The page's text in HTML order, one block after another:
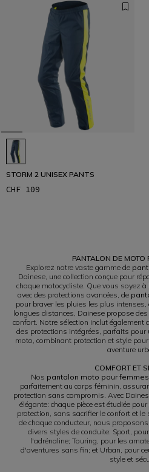
STORM 2 UNISEX PANTS
CHF 109
PANTALON DE MOTO
Explorez notre vaste gamme de
Dainese, une collection conçue pour
chaque motocycliste. Que vous soyez à
avec des protections avancées, de
pour braver les pluies les plus
longues distances, Dainese propose
confort. Notre sélection inclut également
des protections intégrées, parfaits
moto, combinant protection et style
aventure
COMFORT ET
Nos pantalon moto pour femmes
parfaitement au corps féminin,
protection sans compromis. Avec
élégante: chaque pièce est étudiée
protection, sans sacrifier le confort et
de chaque conducteur, nous
divers styles de conduite: Sport,
l'adrénaline; Touring, pour les
d'aventures sans fin; et Urban, pour
style et